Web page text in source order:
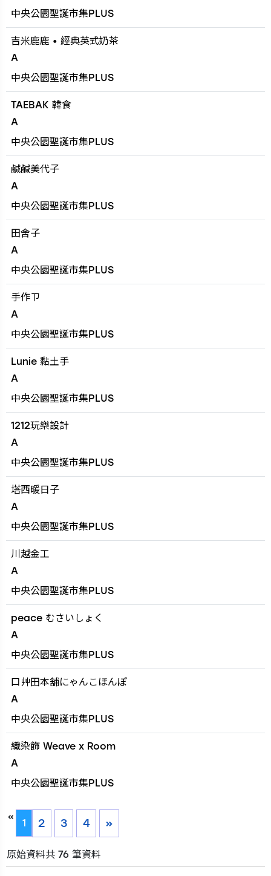
中央公園聖誕市集PLUS
吉米鹿鹿 • 經典英式奶茶
A
中央公園聖誕市集PLUS
TAEBAK 韓食
A
中央公園聖誕市集PLUS
鹹鹹美代子
A
中央公園聖誕市集PLUS
田舍子
A
中央公園聖誕市集PLUS
手作ㄗ
A
中央公園聖誕市集PLUS
Lunie 黏土手
A
中央公園聖誕市集PLUS
1212玩樂設計
A
中央公園聖誕市集PLUS
塔西暖日子
A
中央公園聖誕市集PLUS
川越金工
A
中央公園聖誕市集PLUS
peace むさいしょく
A
中央公園聖誕市集PLUS
口艸田本舖にゃんこほんぽ
A
中央公園聖誕市集PLUS
織染飾 Weave x Room
A
中央公園聖誕市集PLUS
«
1 2 3 4 »
原始資料共 76 筆資料